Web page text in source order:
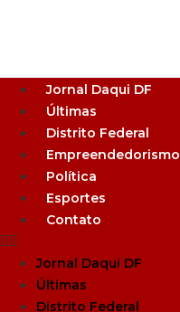
Jornal Daqui DF
Últimas
Distrito Federal
Empreendedorismo
Política
Esportes
Contato
Jornal Daqui DF
Últimas
Distrito Federal